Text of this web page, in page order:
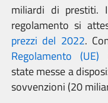
miliardi di prestiti.
regolamento si
prezzi del 2022.
Regolamento (UE)
state messe a
sovvenzioni (20